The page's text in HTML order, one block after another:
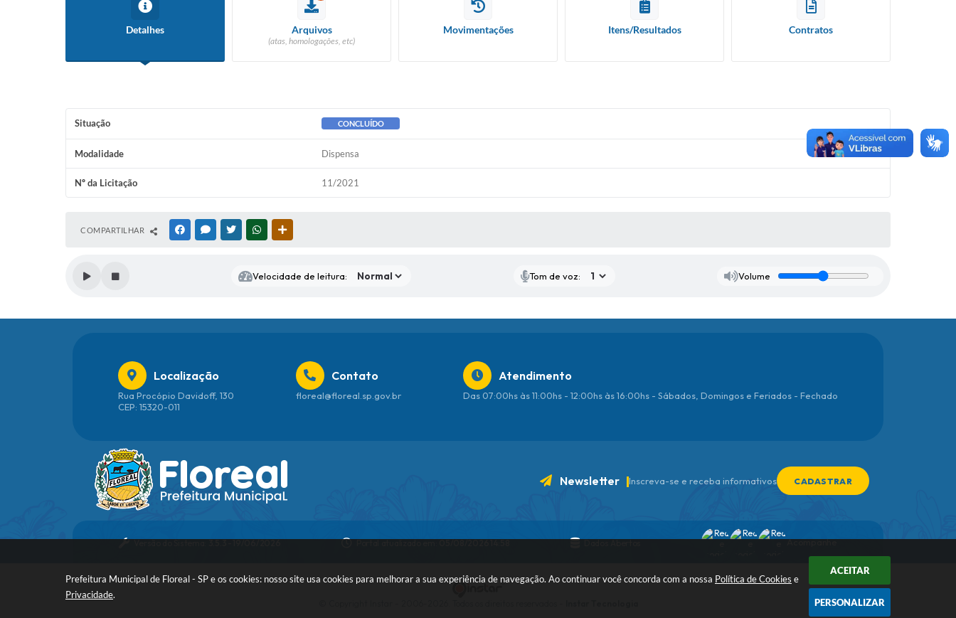
Prefeitura Municipal de Floreal - SP e os cookies: nosso site usa cookies para melhorar a sua experiência de navegação. Ao continuar você concorda com a nossa Política de Cookies e
Privacidade.
ACEITAR
PERSONALIZAR
Detalhes Arquivos
(atas, homologações, etc)
Movimentações Itens/Resultados Contratos
Situação CONCLUÍDO
Modalidade Dispensa
Nº da Licitação 11/2021
COMPARTILHAR FACEBOOKMESSENGER
TWITTERWHATSAPP
Velocidade de leitura: Tom de voz: Volume
Newsletter Inscreva-se e receba informativos CADASTRAR
Localização
Rua Procópio Davidoff, 130
CEP: 15320-011
Contato
floreal@floreal.sp.gov.br
Atendimento
Das 07:00hs às 11:00hs - 12:00hs às 16:00hs - Sábados, Domingos e Feriados - Fechado
Versão do Sistema:3.5.3 - 19/06/2026 Portal atualizado em:05/08/2026 14:58 Dados Abertos Acompanhe